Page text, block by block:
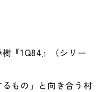
『1Q84』〈シリー
もの」と向き合う村